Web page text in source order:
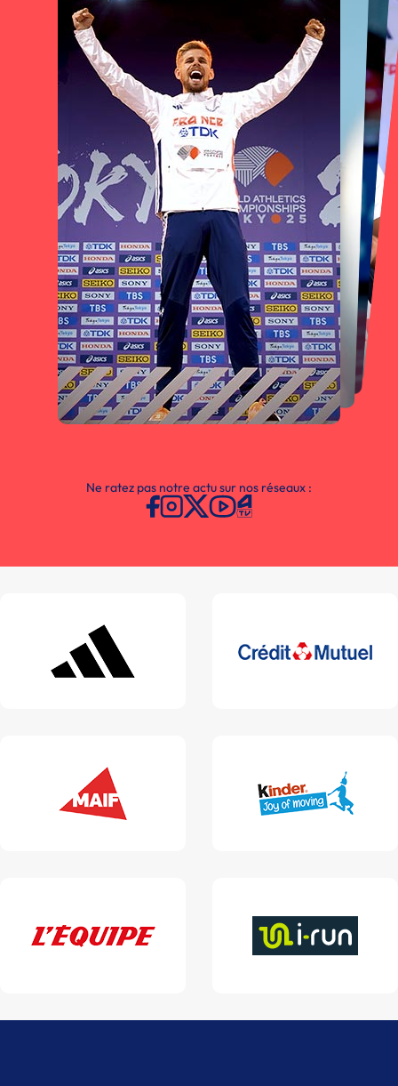
Ne ratez pas notre actu sur nos réseaux :